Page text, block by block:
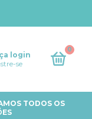
login
se
0
TODOS OS